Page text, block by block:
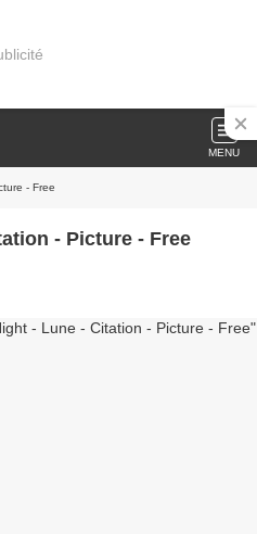
MENU
- Free
- Picture - Free